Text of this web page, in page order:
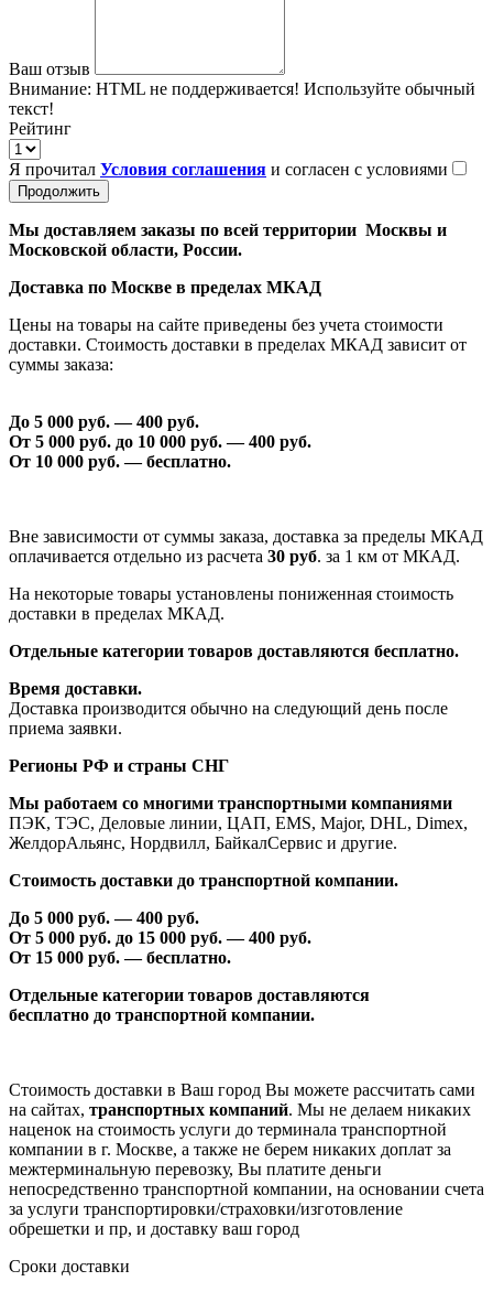
Ваш отзыв
Внимание: HTML не поддерживается! Используйте обычный
текст!
Рейтинг
Я прочитал Условия соглашения и согласен с условиями
Продолжить
Мы доставляем заказы по всей территории Москвы и
Московской области, России.
Доставка по Москве в пределах МКАД
Цены на товары на сайте приведены без учета стоимости
доставки. Стоимость доставки в пределах МКАД зависит от
суммы заказа:
До 5 000 руб. —400 руб.
От 5 000 руб. до 10 000 руб. —400 руб.
От 10 000 руб. — бесплатно.
Вне зависимости от суммы заказа, доставка за пределы МКАД
оплачивается отдельно из расчета 30 руб. за 1 км от МКАД.
На некоторые товары установлены пониженная стоимость
доставки в пределах МКАД.
Отдельные категории товаров доставляются бесплатно.
Время доставки.
Доставка производится обычно на следующий день после
приема заявки.
Регионы РФ и страны СНГ
Мы работаем со многими транспортными компаниями
ПЭК, ТЭС, Деловые линии, ЦАП, EMS, Major, DHL, Dimex,
ЖелдорАльянс, Нордвилл, БайкалСервис и другие.
Стоимость доставки до транспортной компании.
До 5 000 руб. —400 руб.
От 5 000 руб. до 15 000 руб. —400 руб.
От 15 000 руб. — бесплатно.
Отдельные категории товаров доставляются
бесплатно до транспортной компании.
Стоимость доставки в Ваш город Вы можете рассчитать сами
на сайтах, транспортных компаний. Мы не делаем никаких
наценок на стоимость услуги до терминала транспортной
компании в г. Москве, а также не берем никаких доплат за
межтерминальную перевозку, Вы платите деньги
непосредственно транспортной компании, на основании счета
за услуги транспортировки/страховки/изготовление
обрешетки и пр, и доставку ваш город
Сроки доставки